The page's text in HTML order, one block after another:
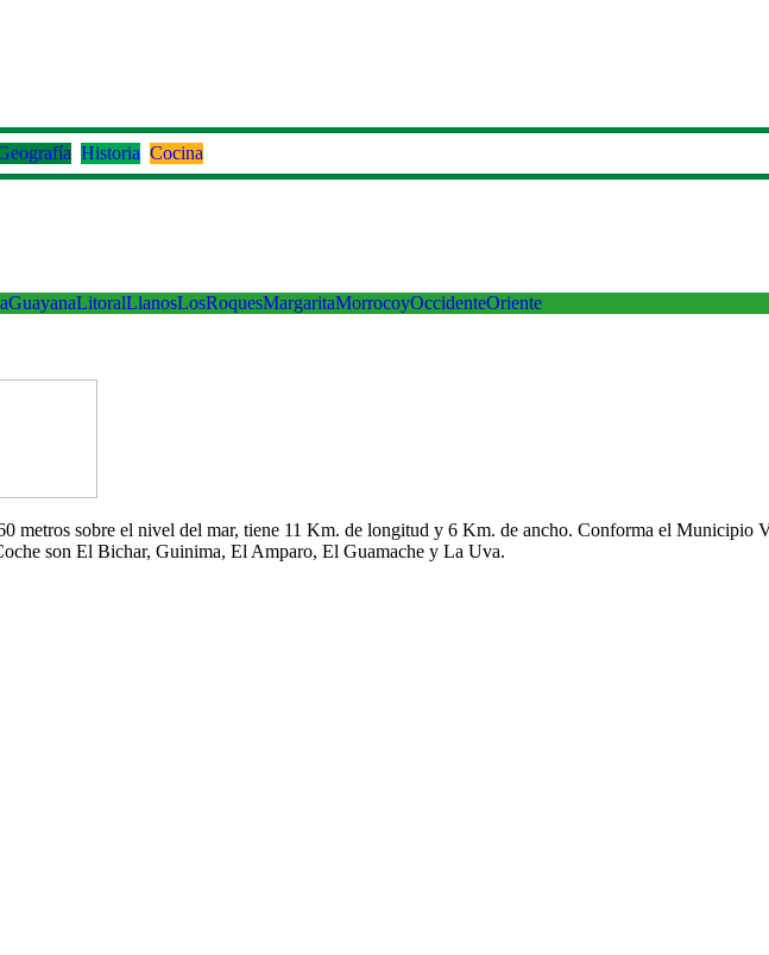
Historia Cocina
GuayanaLitoralLlanosLosRoquesMargaritaMorrocoyOccidenteOriente
metros sobre el nivel del mar, tiene 11 Km. de longitud y 6 Km. de ancho. Conforma el Municipio
son El Bichar, Guinima, El Amparo, El Guamache y La Uva.